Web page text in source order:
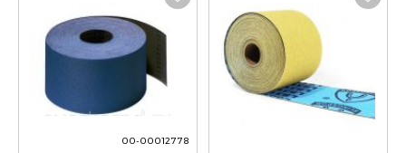
00-00012778